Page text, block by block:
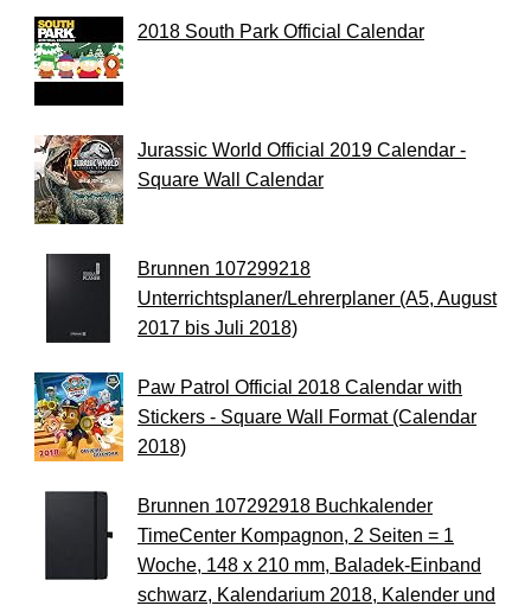
2018 South Park Official Calendar
Jurassic World Official 2019 Calendar -
Square Wall Calendar
Brunnen 107299218
Unterrichtsplaner/Lehrerplaner (A5, August
2017 bis Juli 2018)
Paw Patrol Official 2018 Calendar with
Stickers - Square Wall Format (Calendar
2018)
Brunnen 107292918 Buchkalender
TimeCenter Kompagnon, 2 Seiten = 1
Woche, 148 x 210 mm, Baladek-Einband
schwarz, Kalendarium 2018, Kalender und